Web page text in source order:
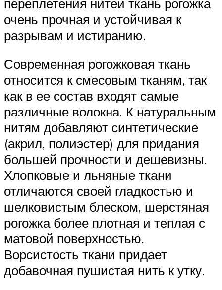
переплетения нитей ткань рогожка
очень прочная и устойчивая к
разрывам и истиранию.
Современная рогожковая ткань
относится к смесовым тканям, так
как в ее состав входят самые
различные волокна. К натуральным
нитям добавляют синтетические
(акрил, полиэстер) для придания
большей прочности и дешевизны.
Хлопковые и льняные ткани
отличаются своей гладкостью и
шелковистым блеском, шерстяная
рогожка более плотная и теплая с
матовой поверхностью.
Ворсистость ткани придает
добавочная пушистая нить к утку.